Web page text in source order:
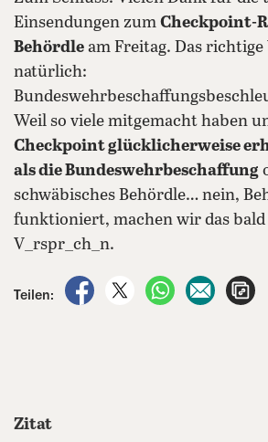
Einsendungen zum Checkpoint-
Behördle am Freitag. Das
natürlich:
Weil so viele mitgemacht haben
Checkpoint glücklicherweise
als die Bundeswehrbeschaffung
schwäbisches Behördle… nein,
funktioniert, machen wir das
V_rspr_ch_n.
Teilen:
auf Facebook teilen
auf X teilen
per per E-
Zitat